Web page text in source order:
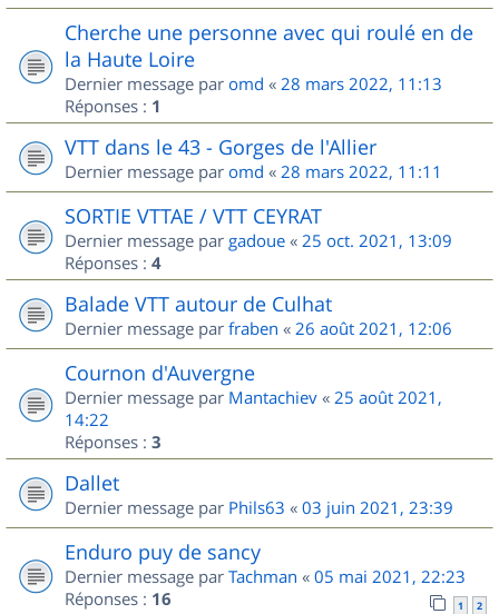
Cherche une personne avec qui roulé en de
la Haute Loire
Dernier message par omd « 28 mars 2022, 11:13
Réponses : 1
VTT dans le 43 - Gorges de l'Allier
Dernier message par omd « 28 mars 2022, 11:11
SORTIE VTTAE / VTT CEYRAT
Dernier message par gadoue « 25 oct. 2021, 13:09
Réponses : 4
Balade VTT autour de Culhat
Dernier message par fraben « 26 août 2021, 12:06
Cournon d'Auvergne
Dernier message par Mantachiev « 25 août 2021,
14:22
Réponses : 3
Dallet
Dernier message par Phils63 « 03 juin 2021, 23:39
Enduro puy de sancy
Dernier message par Tachman « 05 mai 2021, 22:23
Réponses : 16 1 2